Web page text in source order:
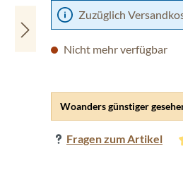
Zuzüglich
Woanders günstiger
Fragen zum Artikel
Nicht mehr verfügbar